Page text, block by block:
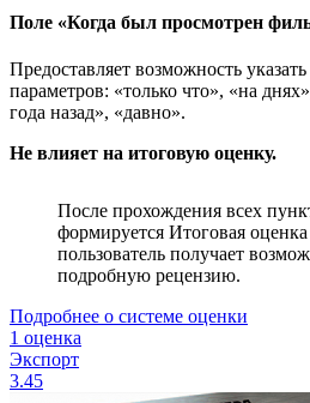
Поле «Когда был просмотрен
Предоставляет возможность
параметров: «только что», «на
года назад», «давно».
Не влияет на итоговую оценку.
После прохождения всех
формируется Итоговая
пользователь получает
подробную рецензию.
Подробнее о системе оценки
1 оценка
Экспорт
3.45